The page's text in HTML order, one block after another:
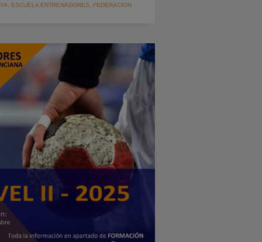
ESCUELA ENTRENADORES FEDERACION